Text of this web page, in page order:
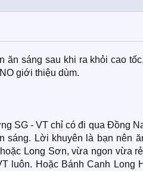
sáng sau khi ra khỏi cao
giới thiệu dùm.
SG - VT chỉ có đi qua Đồng
Lời khuyên là bạn nên
Long Sơn, vừa ngon vừa
luôn. Hoặc Bánh Canh Long